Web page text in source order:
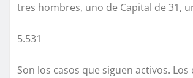
tres hombres, uno de Capital de 31,
5.531
Son los casos que siguen activos.